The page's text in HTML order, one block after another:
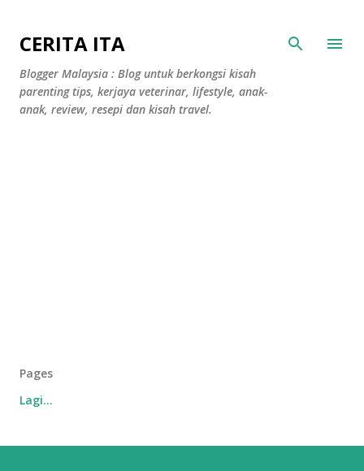
CERITA ITA
Blogger Malaysia : Blog untuk berkongsi kisah
parenting tips, kerjaya veterinar, lifestyle, anak-
anak, review, resepi dan kisah travel.
Pages
Lagi…